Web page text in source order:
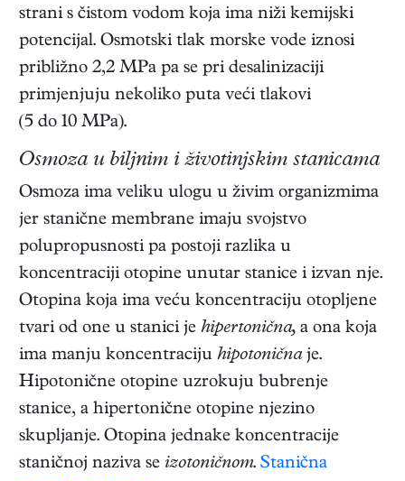
strani s čistom vodom koja ima niži kemijski
potencijal. Osmotski tlak morske vode iznosi
približno 2,2 MPa pa se pri desalinizaciji
primjenjuju nekoliko puta veći tlakovi
(5 do 10 MPa).
Osmoza u biljnim i životinjskim stanicama
Osmoza ima veliku ulogu u živim organizmima
jer stanične membrane imaju svojstvo
polupropusnosti pa postoji razlika u
koncentraciji otopine unutar stanice i izvan nje.
Otopina koja ima veću koncentraciju otopljene
tvari od one u stanici je hipertonična, a ona koja
ima manju koncentraciju hipotoničnaje.
Hipotonične otopine uzrokuju bubrenje
stanice, a hipertonične otopine njezino
skupljanje. Otopina jednake koncentracije
staničnoj naziva se izotoničnom. Stanična